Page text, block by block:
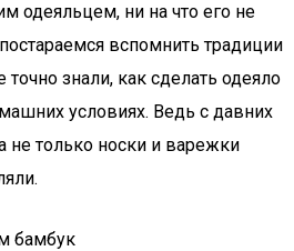
одеяльцем, ни на что его не
вспомнить традиции
знали, как сделать одеяло
условиях. Ведь с давних
не только носки и варежки
бамбук